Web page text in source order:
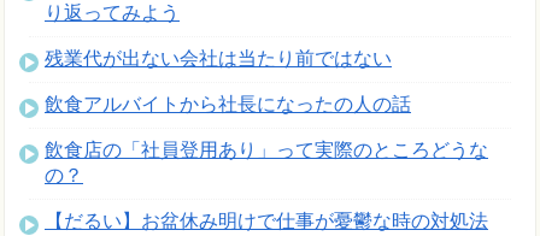
り返ってみよう
残業代が出ない会社は当たり前ではない
飲食アルバイトから社長になったの人の話
飲食店の「社員登用あり」って実際のところどうな
の？
【だるい】お盆休み明けで仕事が憂鬱な時の対処法